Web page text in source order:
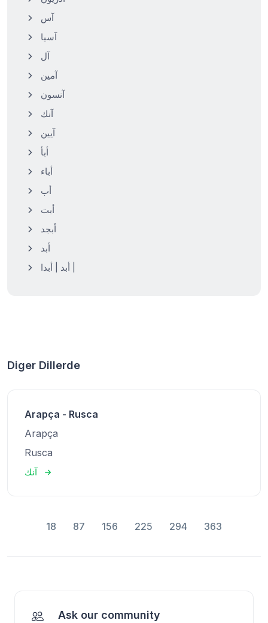
آس
آسيا
آل
آمين
آنسون
آنك
آيين
أبأ
أباء
أب
أبت
أبجد
أبد
Diger Dillerde
Arapça - Rusca
Arapça
Rusca
آنك
18 87 156 225 294 363
Ask our community